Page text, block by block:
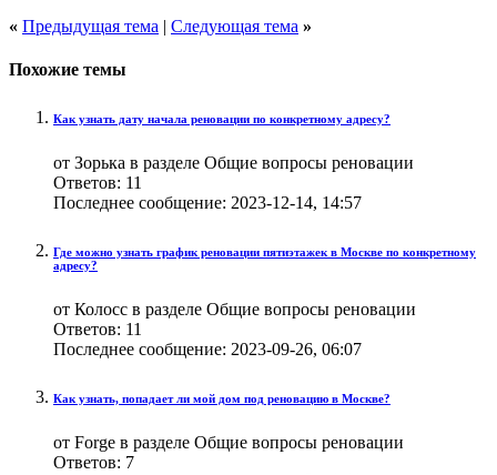
« Предыдущая тема | Следующая тема »
Похожие темы
Как узнать дату начала реновации по конкретному адресу?
от Зорька в разделе Общие вопросы реновации
Ответов: 11
Последнее сообщение: 2023-12-14, 14:57
Где можно узнать график реновации пятиэтажек в Москве по конкретному
адресу?
от Колосс в разделе Общие вопросы реновации
Ответов: 11
Последнее сообщение: 2023-09-26, 06:07
Как узнать, попадает ли мой дом под реновацию в Москве?
от Forge в разделе Общие вопросы реновации
Ответов: 7